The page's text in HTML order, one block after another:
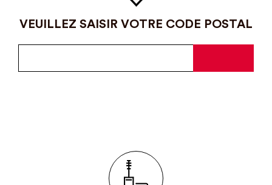
VEUILLEZ SAISIR VOTRE CODE POSTAL